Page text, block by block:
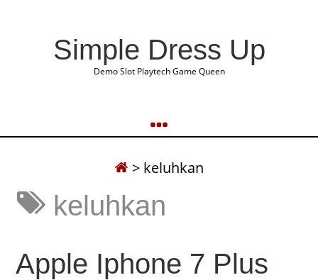
Simple Dress Up
Demo Slot Playtech Game Queen
> keluhkan
keluhkan
Apple Iphone 7 Plus